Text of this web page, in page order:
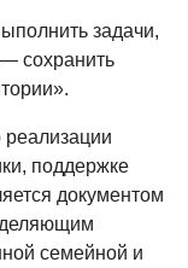
задачи,
сохранить
поддержке
документом
семейной и